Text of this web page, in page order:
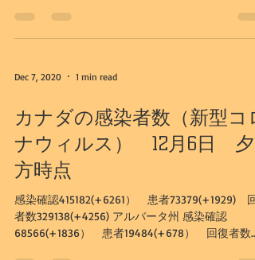
Dec 7, 2020 1 min read
カナダの感染者数（新型コ
ナウィルス） 12月6日 夕
方時点
感染確認415182(+6261） 患者73379(+1929) 回
者数329138(+4256) アルバータ州 感染確認
68566(+1836） 患者19484(+678） 回復者数